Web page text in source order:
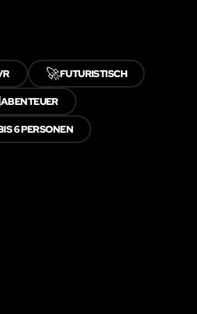
🚀FUTURISTISCH
ABENTEUER
6 PERSONEN